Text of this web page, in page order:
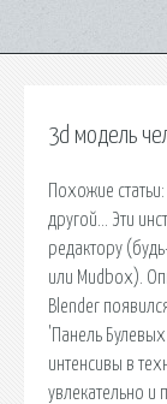
3d модель
Похожие
другой… Эти
редактору
или Mudbox).
Blender
'Панель
интенсивы в
увлекательно и